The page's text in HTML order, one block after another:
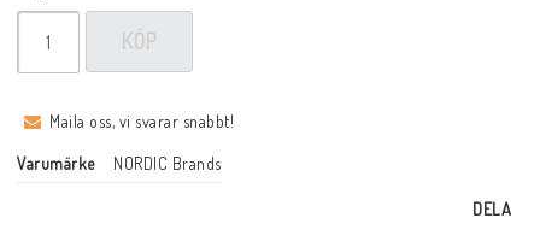
KÖP
Maila oss, vi svarar snabbt!
Varumärke NORDIC Brands
DELA